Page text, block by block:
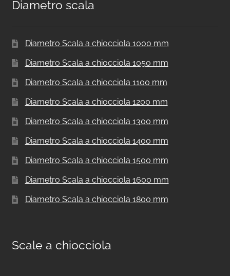
Diametro scala
Diametro Scala a chiocciola 1000 mm
Diametro Scala a chiocciola 1050 mm
Diametro Scala a chiocciola 1100 mm
Diametro Scala a chiocciola 1200 mm
Diametro Scala a chiocciola 1300 mm
Diametro Scala a chiocciola 1400 mm
Diametro Scala a chiocciola 1500 mm
Diametro Scala a chiocciola 1600 mm
Diametro Scala a chiocciola 1800 mm
Scale a chiocciola